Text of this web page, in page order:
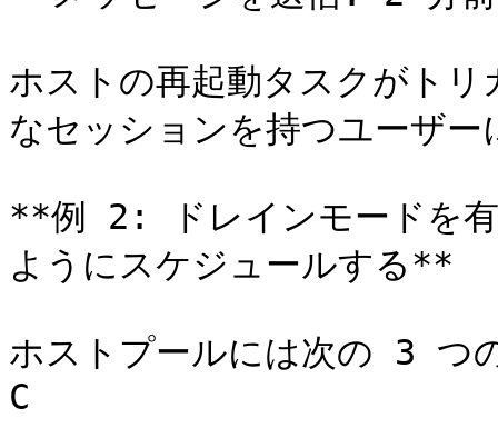
ホストの再起動タスクがト
なセッションを持つユーザ
**例 2: ドレインモードを有
ようにスケジュールする**
ホストプールには次の 3 つ
C